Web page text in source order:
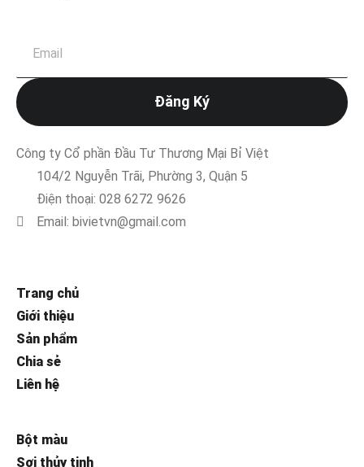
Đăng Ký
Công ty Cổ phần Đầu Tư Thương Mại Bỉ Việt
104/2 Nguyễn Trãi, Phường 3, Quận 5
Điện thoại: 028 6272 9626
Email: bivietvn@gmail.com
Trang chủ
Giới thiệu
Sản phẩm
Chia sẻ
Liên hệ
Bột màu
Sợi thủy tinh